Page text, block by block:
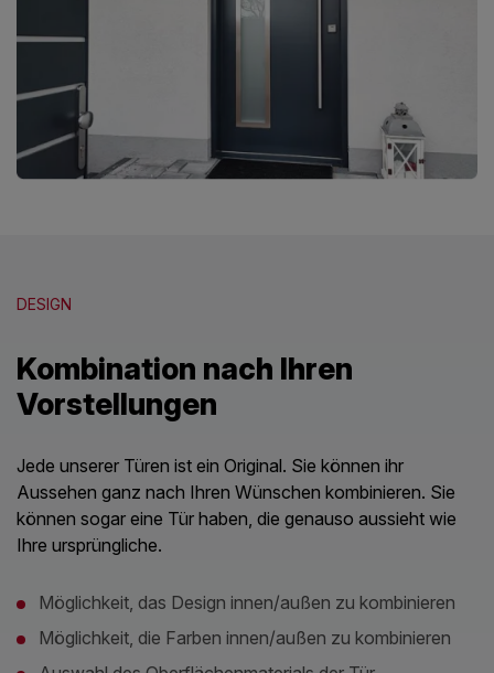
DESIGN
Kombination nach Ihren
Vorstellungen
Jede unserer Türen ist ein Original. Sie können ihr
Aussehen ganz nach Ihren Wünschen kombinieren. Sie
können sogar eine Tür haben, die genauso aussieht wie
Ihre ursprüngliche.
Möglichkeit, das Design innen/außen zu kombinieren
Möglichkeit, die Farben innen/außen zu kombinieren